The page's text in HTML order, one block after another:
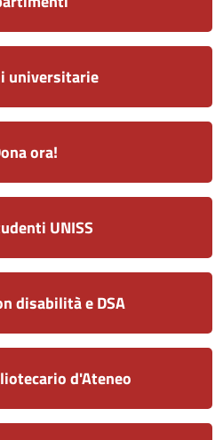
universitarie
ora!
UNISS
disabilità e DSA
d'Ateneo